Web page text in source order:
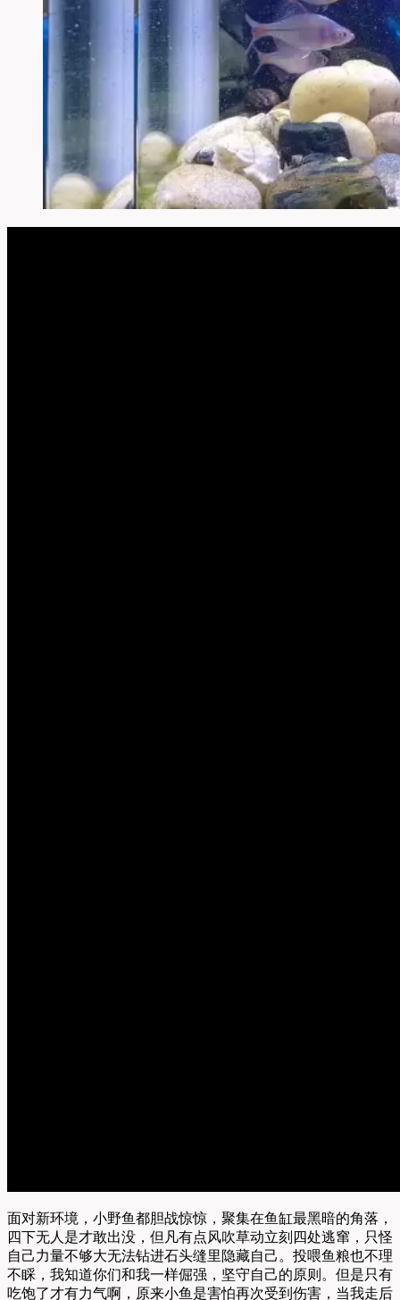
面对新环境，小野鱼都胆战惊惊，聚集在鱼缸最黑暗的角落，
四下无人是才敢出没，但凡有点风吹草动立刻四处逃窜，只怪
自己力量不够大无法钻进石头缝里隐藏自己。投喂鱼粮也不理
不睬，我知道你们和我一样倔强，坚守自己的原则。但是只有
吃饱了才有力气啊，原来小鱼是害怕再次受到伤害，当我走后